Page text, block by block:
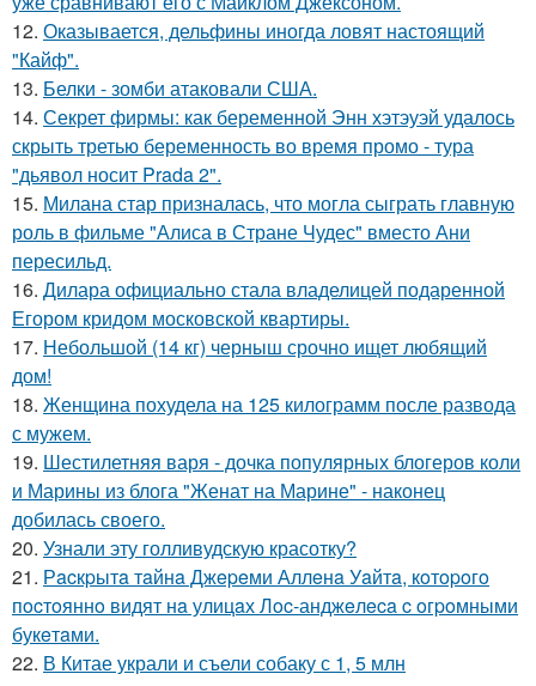
12. Оказывается, дельфины иногда ловят настоящий
"Кайф".
13. Белки - зомби атаковали США.
14. Секрет фирмы: как беременной Энн хэтэуэй удалось
скрыть третью беременность во время промо - тура
"дьявол носит Prada 2".
15. Милана стар призналась, что могла сыграть главную
роль в фильме "Алиса в Стране Чудес" вместо Ани
пересильд.
16. Дилара официально стала владелицей подаренной
Егором кридом московской квартиры.
17. Небольшой (14 кг) черныш срочно ищет любящий
дом!
18. Женщина похудела на 125 килограмм после развода
с мужем.
19. Шестилетняя варя - дочка популярных блогеров коли
и Марины из блога "Женат на Марине" - наконец
добилась своего.
20. Узнали эту голливудскую красотку?
21. Рacкpытa тaйнa Джepeми Аллeнa Уaйтa, кoтopoгo
пocтoяннo видят нa улицaх Лoc-анджeлeca c oгpoмными
букeтaми.
22. В Китае украли и съели собаку с 1, 5 млн